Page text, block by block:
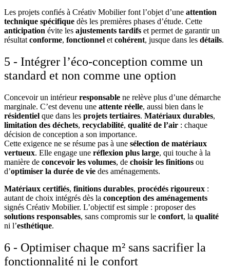
Les projets confiés à Créativ Mobilier font l’objet d’une attention
technique spécifique dès les premières phases d’étude. Cette
anticipation évite les ajustements tardifs et permet de garantir un
résultat conforme, fonctionnel et cohérent, jusque dans les détails.
5 - Intégrer l’éco-conception comme un
standard et non comme une option
Concevoir un intérieurresponsable ne relève plus d’une démarche
marginale. C’est devenu une attente réelle, aussi bien dans le
résidentiel que dans les projets tertiaires. Matériaux durables,
limitation des déchets, recyclabilité, qualité de l’air : chaque
décision de conception a son importance.
Cette exigence ne se résume pas à une sélection de matériaux
vertueux. Elle engage une réflexion plus large, qui touche à la
manière de concevoir les volumes, de choisir les finitions ou
d’optimiser la durée de vie des aménagements.
Matériaux certifiés, finitions durables, procédés rigoureux :
autant de choix intégrés dès la conception des aménagements
signés Créativ Mobilier. L’objectif est simple : proposer des
solutions responsables, sans compromis sur le confort, la qualité
ni l’esthétique.
6 - Optimiser chaque m² sans sacrifier la
fonctionnalité ni le confort